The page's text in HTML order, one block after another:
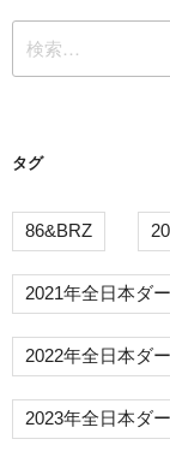
シ
ョ
索:
タグ
86&BRZ
2021年全日本ダ
2022年全日本ダ
2023年全日本ダ